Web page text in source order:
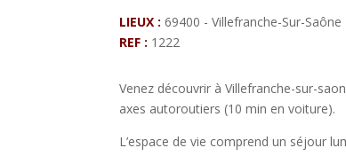
LIEUX :69400 - Villefranche-Sur-Saône
REF : 1222
Venez découvrir à Villefranche-sur-
axes autoroutiers (10 min en voiture).
L’espace de vie comprend un séjour